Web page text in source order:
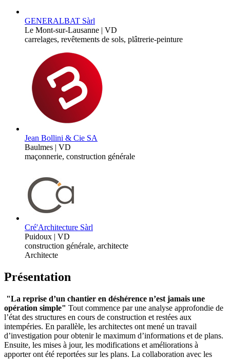
GENERALBAT Sàrl
Le Mont-sur-Lausanne | VD
carrelages, revêtements de sols, plâtrerie-peinture
Jean Bollini & Cie SA
Baulmes | VD
maçonnerie, construction générale
Cré'Architecture Sàrl
Puidoux | VD
construction générale, architecte
Architecte
Présentation
"La reprise d’un chantier en déshérence n’est jamais une
opération simple" Tout commence par une analyse approfondie de
l’état des structures en cours de construction et restées aux
intempéries. En parallèle, les architectes ont mené un travail
d’investigation pour obtenir le maximum d’informations et de plans.
Ensuite, les mises à jour, les modifications et améliorations à
apporter ont été reportées sur les plans. La collaboration avec les